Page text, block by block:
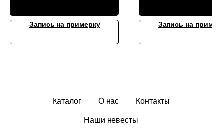
Запись на примерку Запись на
Каталог О нас Контакты
Наши невесты